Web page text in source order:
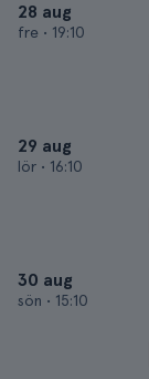
28 aug
fre • 19:10
29 aug
lör • 16:10
30 aug
sön • 15:10